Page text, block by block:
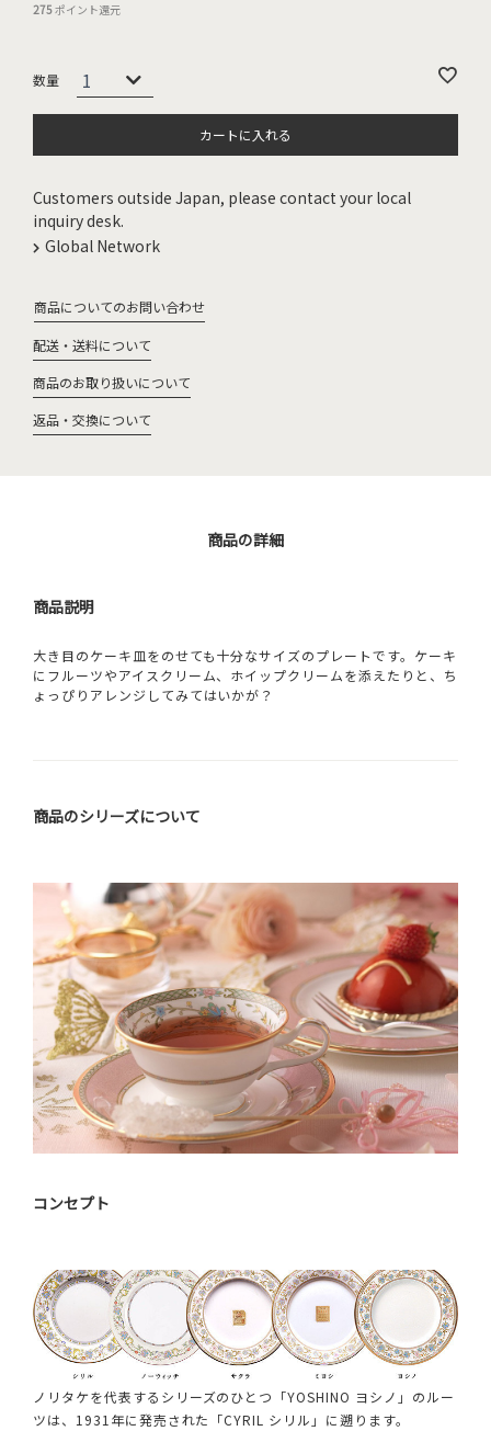
275ポイント還元
カートに入れる
Customers outside Japan, please contact your local
inquiry desk.
Global Network
商品についてのお問い合わせ
配送・送料について
商品のお取り扱いについて
返品・交換について
商品の詳細
商品説明
大き目のケーキ皿をのせても十分なサイズのプレートです。ケーキ
にフルーツやアイスクリーム、ホイップクリームを添えたりと、ち
ょっぴりアレンジしてみてはいかが？
商品のシリーズについて
コンセプト
ノリタケを代表するシリーズのひとつ「YOSHINO ヨシノ」のルー
ツは、1931年に発売された「CYRIL シリル」に遡ります。